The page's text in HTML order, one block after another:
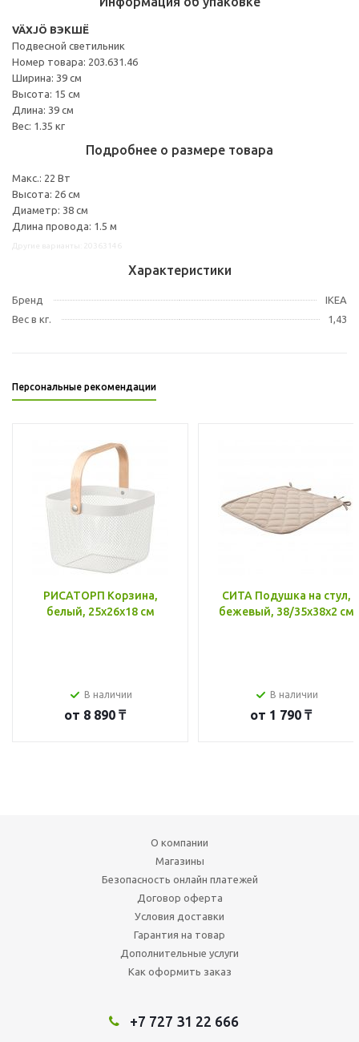
VÄXJÖ ВЭКШЁ
Подвесной светильник
Номер товара: 203.631.46
Ширина: 39 см
Высота: 15 см
Длина: 39 см
Вес: 1.35 кг
Подробнее о размере товара
Макс.: 22 Вт
Высота: 26 см
Диаметр: 38 см
Длина провода: 1.5 м
Характеристики
Бренд
IKEA
Вес в кг.
1,43
Персональные рекомендации
РИСАТОРП Корзина,
белый, 25x26x18 см
В наличии
от 8 890 ₸
СИТА Подушка на стул,
бежевый, 38/35x38x2 см
В наличии
от 1 790 ₸
О компании
Магазины
Безопасность онлайн платежей
Договор оферта
Условия доставки
Гарантия на товар
Дополнительные услуги
Как оформить заказ
+7 727 31 22 666